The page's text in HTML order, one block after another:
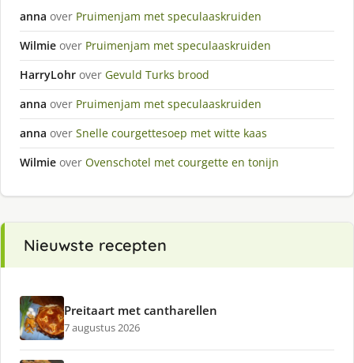
anna over Pruimenjam met speculaaskruiden
Wilmie over Pruimenjam met speculaaskruiden
HarryLohr over Gevuld Turks brood
anna over Pruimenjam met speculaaskruiden
anna over Snelle courgettesoep met witte kaas
Wilmie over Ovenschotel met courgette en tonijn
Nieuwste recepten
Preitaart met cantharellen
7 augustus 2026